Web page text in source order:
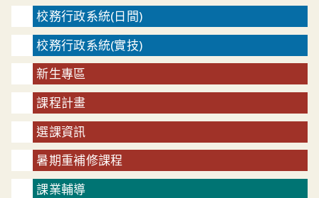
校務行政系統(日間)
校務行政系統(實技)
新生專區
課程計畫
選課資訊
暑期重補修課程
課業輔導